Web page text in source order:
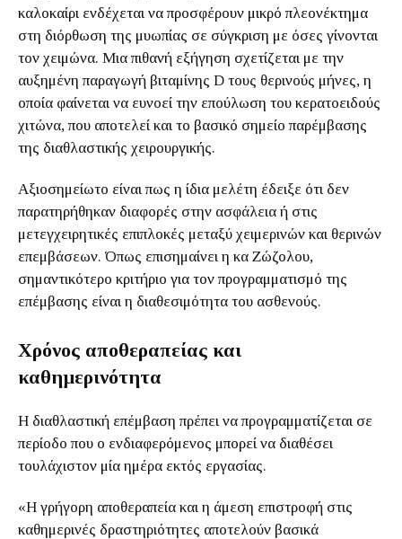
καλοκαίρι ενδέχεται να προσφέρουν μικρό πλεονέκτημα
στη διόρθωση της μυωπίας σε σύγκριση με όσες γίνονται
τον χειμώνα. Μια πιθανή εξήγηση σχετίζεται με την
αυξημένη παραγωγή βιταμίνης D τους θερινούς μήνες, η
οποία φαίνεται να ευνοεί την επούλωση του κερατοειδούς
χιτώνα, που αποτελεί και το βασικό σημείο παρέμβασης
της διαθλαστικής χειρουργικής.
Αξιοσημείωτο είναι πως η ίδια μελέτη έδειξε ότι δεν
παρατηρήθηκαν διαφορές στην ασφάλεια ή στις
μετεγχειρητικές επιπλοκές μεταξύ χειμερινών και θερινών
επεμβάσεων. Όπως επισημαίνει η κα Ζώζολου,
σημαντικότερο κριτήριο για τον προγραμματισμό της
επέμβασης είναι η διαθεσιμότητα του ασθενούς.
Χρόνος αποθεραπείας και
καθημερινότητα
Η διαθλαστική επέμβαση πρέπει να προγραμματίζεται σε
περίοδο που ο ενδιαφερόμενος μπορεί να διαθέσει
τουλάχιστον μία ημέρα εκτός εργασίας.
«Η γρήγορη αποθεραπεία και η άμεση επιστροφή στις
καθημερινές δραστηριότητες αποτελούν βασικά